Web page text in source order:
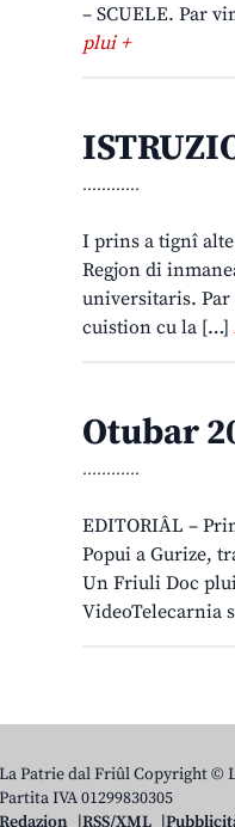
– SCUELE. Par
plui +
............
I prins a tignî
Regjon di
universitaris. Par
cuistion cu la […]
Otubar
............
EDITORIÂL –
Popui a Gurize,
Un Friuli Doc
VideoTelecarnia
La Patrie dal Friûl Copyright ©
Partita IVA 01299830305
Redazion
RSS/XML